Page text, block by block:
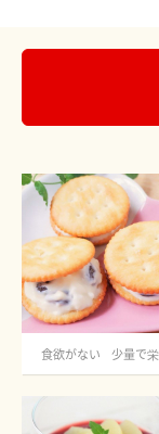
食欲がない 少量で